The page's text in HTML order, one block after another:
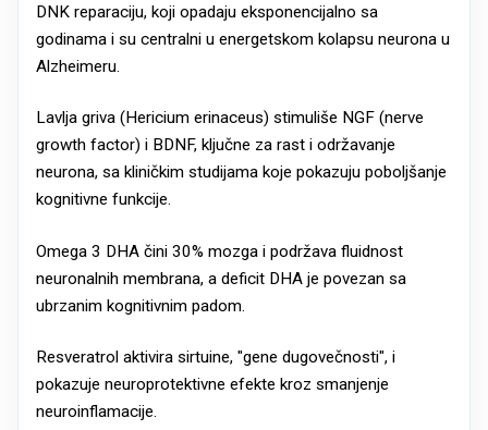
DNK reparaciju, koji opadaju eksponencijalno sa
godinama i su centralni u energetskom kolapsu neurona u
Alzheimeru.
Lavlja griva (Hericium erinaceus) stimuliše NGF (nerve
growth factor) i BDNF, ključne za rast i održavanje
neurona, sa kliničkim studijama koje pokazuju poboljšanje
kognitivne funkcije.
Omega 3 DHA čini 30% mozga i podržava fluidnost
neuronalnih membrana, a deficit DHA je povezan sa
ubrzanim kognitivnim padom.
Resveratrol aktivira sirtuine, "gene dugovečnosti", i
pokazuje neuroprotektivne efekte kroz smanjenje
neuroinflamacije.